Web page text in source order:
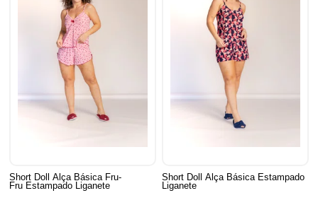
Short Doll Alça Básica Fru-
Fru Estampado Liganete
Short Doll Alça Básica Estampado
Liganete